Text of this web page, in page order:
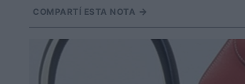
COMPARTÍ ESTA NOTA